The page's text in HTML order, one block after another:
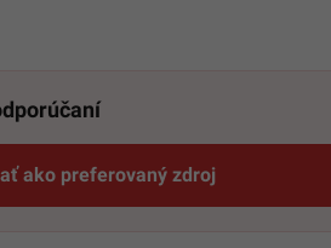
ako preferovaný zdroj
Startitup, odkaz sa otvorí v